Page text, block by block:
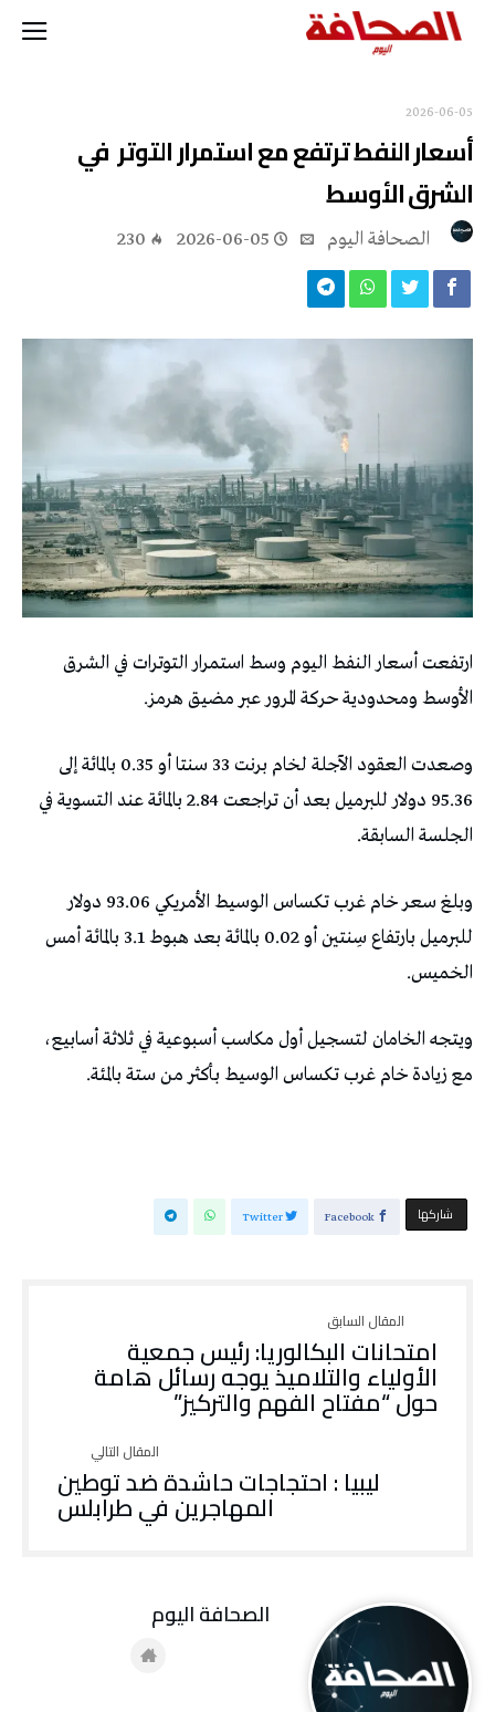
2026-06-05
أسعار النفط ترتفع مع استمرار التوتر في
الشرق الأوسط
2026-06-05
230
ارتفعت أسعار النفط اليوم وسط استمرار التوترات في الشرق
الأوسط ومحدودية حركة المرور عبر مضيق هرمز.
وصعدت العقود ‌الآجلة لخام برنت 33 سنتا أو 0.35 بالمائة إلى
95.36 دولار للبرميل بعد أن تراجعت 2.84 بالمائة عند التسوية في
الجلسة السابقة.
وبلغ سعر خام غرب تكساس الوسيط الأمريكي 93.06 دولار
للبرميل بارتفاع سِنتين أو 0.02 بالمائة بعد هبوط 3.1 بالمائة أمس
الخميس.
ويتجه الخامان لتسجيل أول مكاسب أسبوعية في ثلاثة أسابيع،
مع زيادة خام غرب تكساس الوسيط بأكثر من ستة ‌بالمئة.
‫‫ شاركها‬ Facebook
Twitter
امتحانات البكالوريا: رئيس جمعية
الأولياء والتلاميذ يوجه رسائل هامة
حول “مفتاح الفهم والتركيز”
ليبيا : احتجاجات حاشدة ضد توطين
المهاجرين في طرابلس